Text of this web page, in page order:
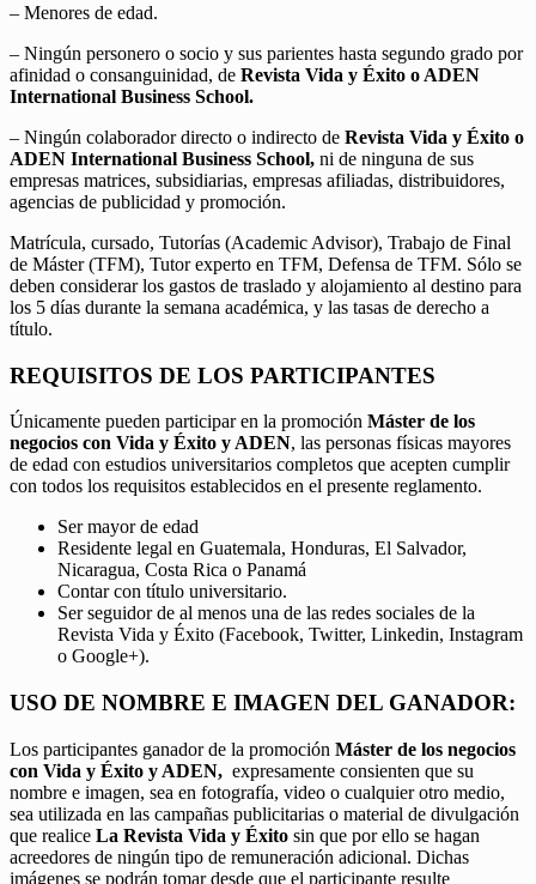
– Menores de edad.
– Ningún personero o socio y sus parientes hasta segundo grado por
afinidad o consanguinidad, de Revista Vida y Éxito o ADEN
International Business School.
– Ningún colaborador directo o indirecto de Revista Vida y Éxito o
ADEN International Business School, ni de ninguna de sus
empresas matrices, subsidiarias, empresas afiliadas, distribuidores,
agencias de publicidad y promoción.
Matrícula, cursado, Tutorías (Academic Advisor), Trabajo de Final
de Máster (TFM), Tutor experto en TFM, Defensa de TFM. Sólo se
deben considerar los gastos de traslado y alojamiento al destino para
los 5 días durante la semana académica, y las tasas de derecho a
título.
REQUISITOS DE LOS PARTICIPANTES
Únicamente pueden participar en la promoción Máster de los
negocios con Vida y Éxito y ADEN, las personas físicas mayores
de edad con estudios universitarios completos que acepten cumplir
con todos los requisitos establecidos en el presente reglamento.
Ser mayor de edad
Residente legal en Guatemala, Honduras, El Salvador,
Nicaragua, Costa Rica o Panamá
Contar con título universitario.
Ser seguidor de al menos una de las redes sociales de la
Revista Vida y Éxito (Facebook, Twitter, Linkedin, Instagram
o Google+).
USO DE NOMBRE E IMAGEN DEL GANADOR:
Los participantes ganador de la promoción Máster de los negocios
con Vida y Éxito y ADEN, expresamente consienten que su
nombre e imagen, sea en fotografía, video o cualquier otro medio,
sea utilizada en las campañas publicitarias o material de divulgación
que realice La Revista Vida y Éxito sin que por ello se hagan
acreedores de ningún tipo de remuneración adicional. Dichas
imágenes se podrán tomar desde que el participante resulte